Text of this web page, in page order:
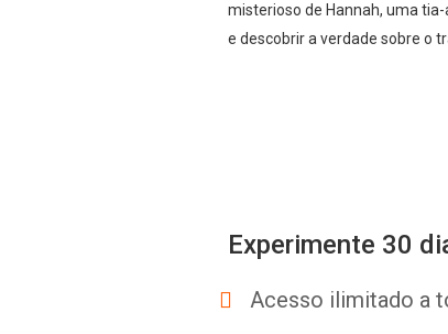
misterioso de Hannah, uma
e descobrir a verdade sobre o
Experimente 30
Acesso ilimitado a